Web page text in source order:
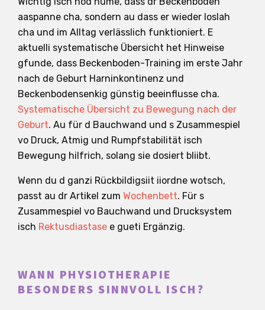
aaspanne cha, sondern au dass er wieder loslah
cha und im Alltag verlässlich funktioniert. E
aktuelli systematische Übersicht het Hinweise
gfunde, dass Beckenboden-Training im erste Jahr
nach de Geburt Harninkontinenz und
Beckenbodensenkig günstig beeinflusse cha.
Systematische Übersicht zu Bewegung nach der
Geburt. Au für d Bauchwand und s Zusammespiel
vo Druck, Atmig und Rumpfstabilität isch
Bewegung hilfrich, solang sie dosiert bliibt.
Wenn du d ganzi Rückbildigsiit iiordne wotsch,
passt au dr Artikel zum Wochenbett. Für s
Zusammespiel vo Bauchwand und Drucksystem
isch Rektusdiastase e gueti Ergänzig.
WANN PHYSIOTHERAPIE
BESONDERS SINNVOLL ISCH?